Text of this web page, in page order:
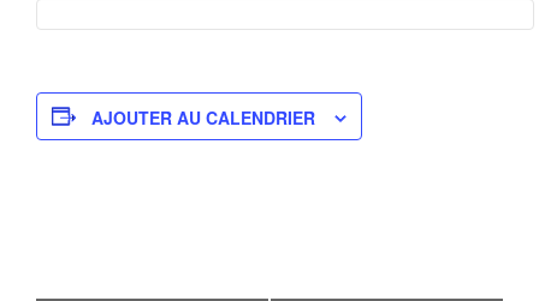
AJOUTER AU CALENDRIER